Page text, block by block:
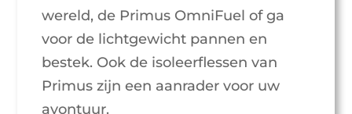
wereld, de Primus OmniFuel of ga
voor de lichtgewicht pannen en
bestek. Ook de isoleerflessen van
Primus zijn een aanrader voor uw
avontuur.